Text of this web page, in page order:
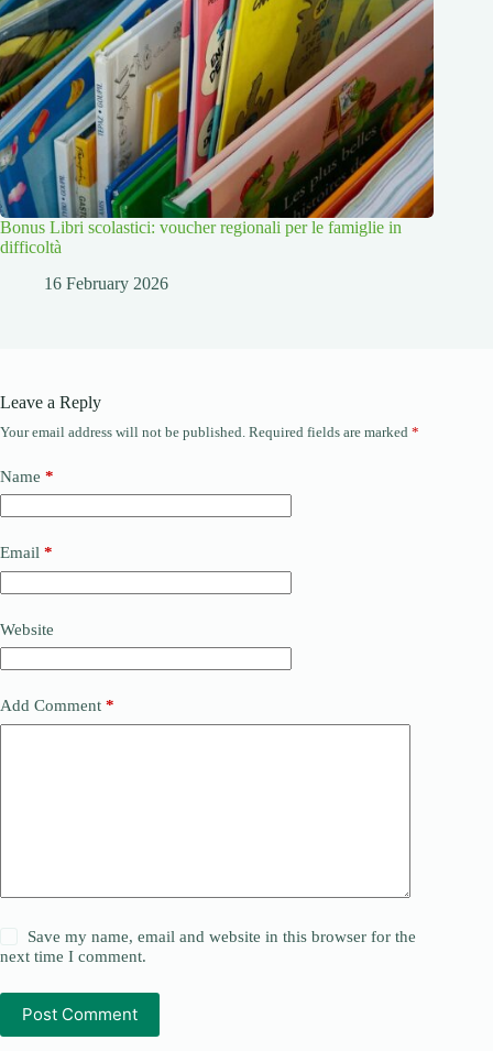
Bonus Libri scolastici: voucher regionali per le famiglie in
difficoltà
16 February 2026
Leave a Reply
Your email address will not be published. Required fields are marked *
Name *
Email *
Website
Add Comment *
Save my name, email and website in this browser for the
next time I comment.
Post Comment